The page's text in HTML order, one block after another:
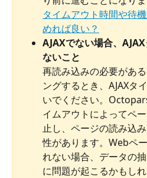
タイムアウト時間や待
めれば良い？
AJAXでない場合、
ないこと
再読み込みの必要があ
ングするとき、AJAXタ
いでください。
イムアウトによってペ
止し、ページの読み込
性があります。Webペ
れない場合、データの
に問題が起こるかもしれ